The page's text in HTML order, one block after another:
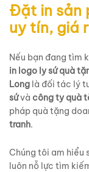
Đặt in sản
uy tín, giá
Nếu bạn đang tìm
in logo ly sứ quà
Long là đối tác lý
sứvà công ty quà
pháp quà tặng
tranh.
Chúng tôi am hiểu
luôn nỗ lực tìm